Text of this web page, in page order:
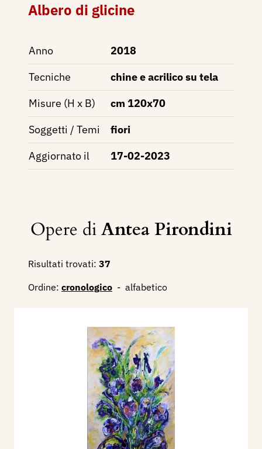
Albero di glicine
Anno
2018
Tecniche
chine e acrilico su tela
Misure (H x B)
cm 120x70
Soggetti / Temi
fiori
Aggiornato il
17-02-2023
Opere diAntea Pirondini
Risultati trovati: 37
Ordine: cronologico - alfabetico